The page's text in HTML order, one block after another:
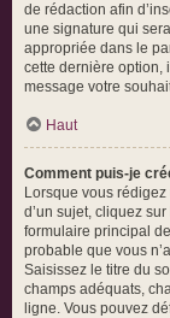
de rédaction afin
une signature qui
appropriée dans le
cette dernière option,
message votre
Haut
Comment puis-je
Lorsque vous
d’un sujet, cliquez
formulaire principal
probable que vous
Saisissez le titre du
champs adéquats,
ligne. Vous pouvez